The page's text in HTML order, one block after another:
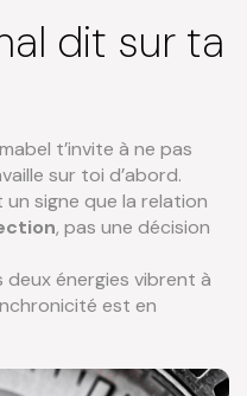
dit sur ta
t’invite à ne pas
sur toi d’abord.
un signe que la relation
, pas une décision
deux énergies vibrent à
est en